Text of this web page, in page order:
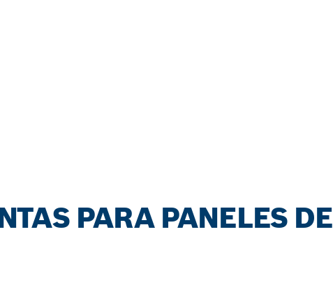
PARA PANELES DE